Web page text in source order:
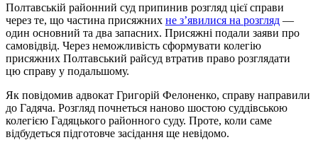
Полтавській районний суд припинив розгляд цієї справи
через те, що частина присяжних не з’явилися на розгляд —
один основний та два запасних. Присяжні подали заяви про
самовідвід. Через неможливість сформувати колегію
присяжних Полтавський райсуд втратив право розглядати
цю справу у подальшому.
Як повідомив адвокат Григорій Фелоненко, справу направили
до Гадяча. Розгляд почнеться наново шостою суддівською
колегією Гадяцького районного суду. Проте, коли саме
відбудеться підготовче засідання ще невідомо.